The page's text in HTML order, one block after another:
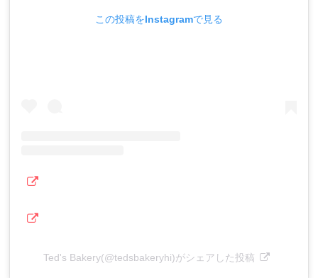
この投稿をInstagramで見る
Ted's Bakery(@tedsbakeryhi)がシェアした投稿